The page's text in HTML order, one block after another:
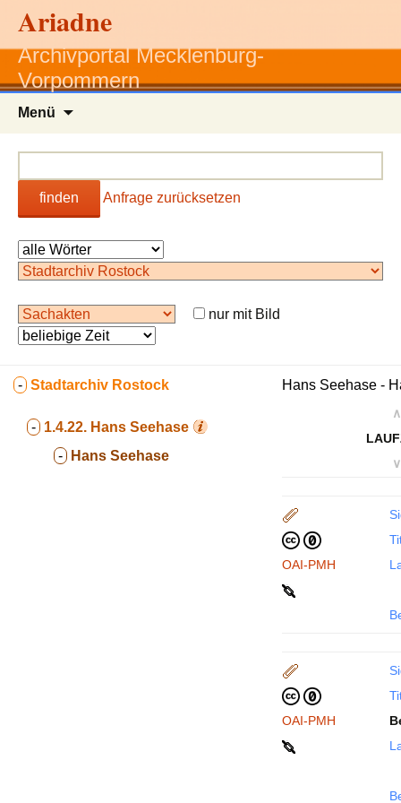
Ariadne
Archivportal Mecklenburg-
Vorpommern
Menü
finden Anfrage zurücksetzen
nur mit Bild
- Stadtarchiv Rostock
- 1.4.22. Hans Seehase
- Hans Seehase
Hans Seehase -
∧
∨
OAI-PMH
OAI-PMH